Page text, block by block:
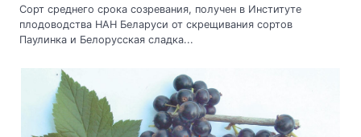
Сорт среднего срока созревания, получен в Институте
плодоводства НАН Беларуси от скрещивания сортов
Паулинка и Белорусская сладка...